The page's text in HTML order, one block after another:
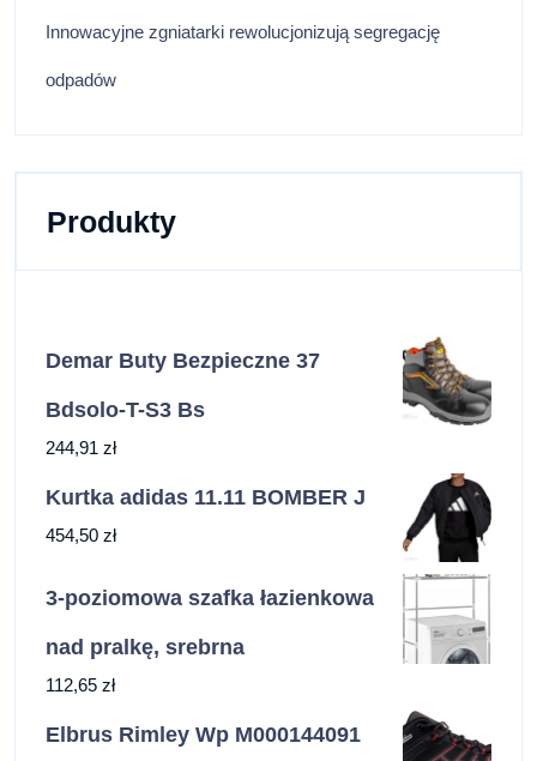
Innowacyjne zgniatarki rewolucjonizują segregację
odpadów
Produkty
Demar Buty Bezpieczne 37
Bdsolo-T-S3 Bs
244,91 zł
Kurtka adidas 11.11 BOMBER J
454,50 zł
3-poziomowa szafka łazienkowa
nad pralkę, srebrna
112,65 zł
Elbrus Rimley Wp M000144091